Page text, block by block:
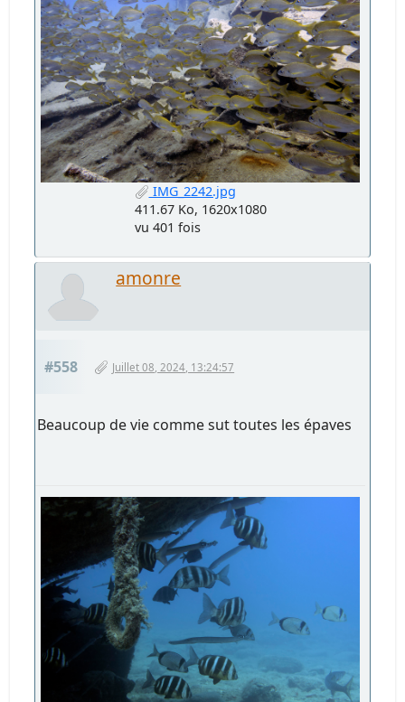
IMG_2242.jpg
411.67 Ko, 1620x1080
vu 401 fois
amonre
#558 Juillet 08, 2024, 13:24:57
Beaucoup de vie comme sut toutes les épaves